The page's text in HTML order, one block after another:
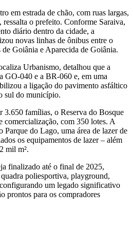
em estrada de chão, com ruas largas,
ressalta o prefeito. Conforme Saraiva,
diário dentro da cidade, a
novas linhas de ônibus entre o
de Goiânia e Aparecida de Goiânia.
Urbanismo, detalhou que a
GO-040 e a BR-060 e, em uma
a ligação do pavimento asfáltico
sul do município.
3.650 famílias, o Reserva do Bosque
comercialização, com 350 lotes. A
Parque do Lago, uma área de lazer de
os equipamentos de lazer – além
mil m².
finalizado até o final de 2025,
poliesportiva, playground,
um legado significativo
prontos para os compradores